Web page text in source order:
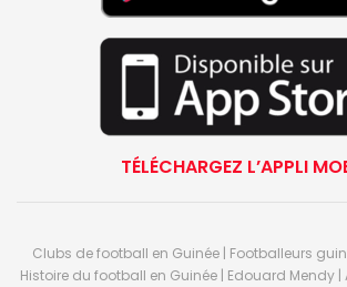
TÉLÉCHARGEZ L’APPLI
Clubs de football en Guinée | Footballeurs
Histoire du football en Guinée | Edouard Mendy |